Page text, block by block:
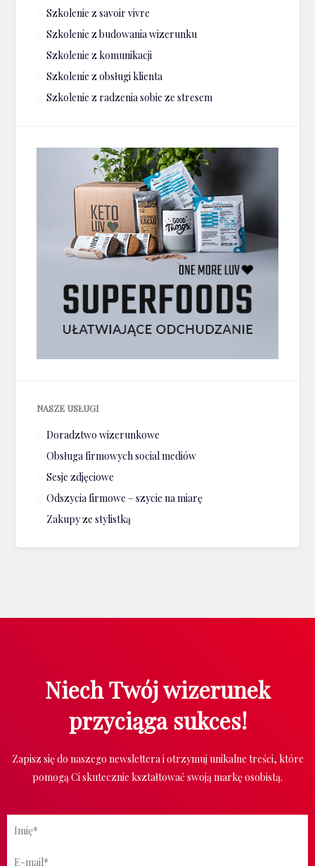
Szkolenie z savoir vivre
Szkolenie z budowania wizerunku
Szkolenie z komunikacji
Szkolenie z obsługi klienta
Szkolenie z radzenia sobie ze stresem
NASZE USŁUGI
Doradztwo wizerunkowe
Obsługa firmowych social mediów
Sesje zdjęciowe
Odszycia firmowe – szycie na miarę
Zakupy ze stylistką
Niech Twój wizerunek
przyciąga sukces!
Zapisz się do naszego newslettera i otrzymuj unikalne treści, które
pomogą Ci skutecznie kształtować swoją markę osobistą.